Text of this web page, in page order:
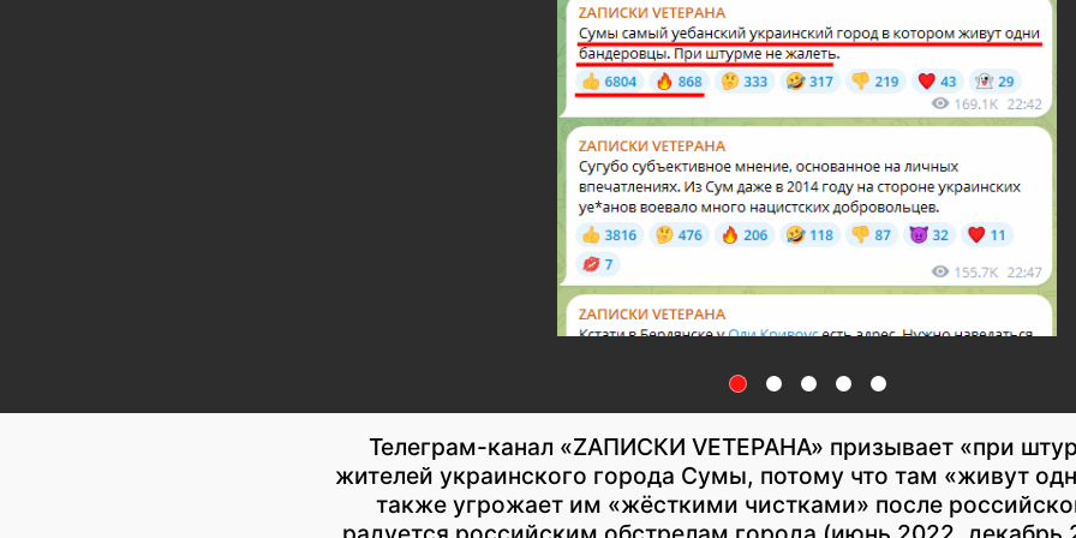
Телеграм-канал «ZАПИСКИ VЕТЕРАНА» призывает «при
жителей украинского города Сумы, потому что там «живут
также угрожает им «жёсткими чистками» после